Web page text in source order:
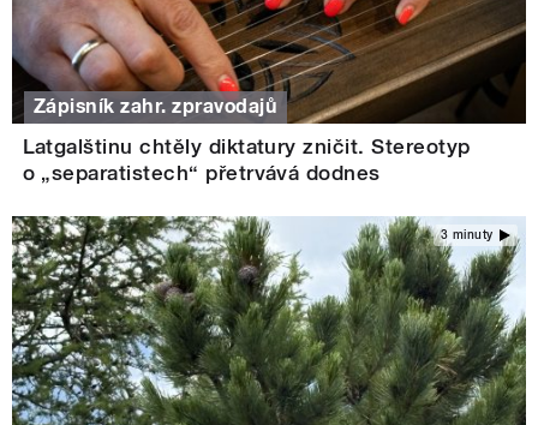
Zápisník zahr. zpravodajů
Latgalštinu chtěly diktatury zničit. Stereotyp
o „separatistech“ přetrvává dodnes
3 minuty